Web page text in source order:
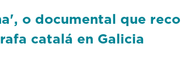
o documental que
catalá en Galicia